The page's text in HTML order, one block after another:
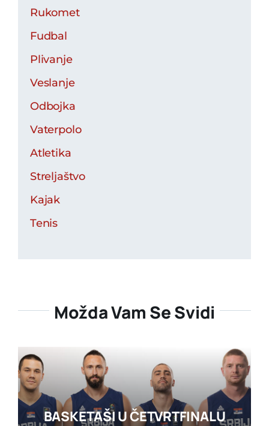
Rukomet
Fudbal
Plivanje
Veslanje
Odbojka
Vaterpolo
Atletika
Streljaštvo
Kajak
Tenis
Možda Vam Se Svidi
BASKETAŠI U ČETVRTFINALU